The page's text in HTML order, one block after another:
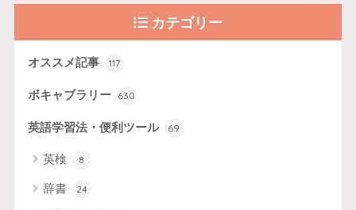
カテゴリー
オススメ記事 117
ボキャブラリー 630
英語学習法・便利ツール 69
英検 8
辞書 24